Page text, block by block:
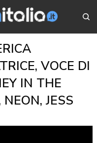
VOCE DI
IN THE
JESS